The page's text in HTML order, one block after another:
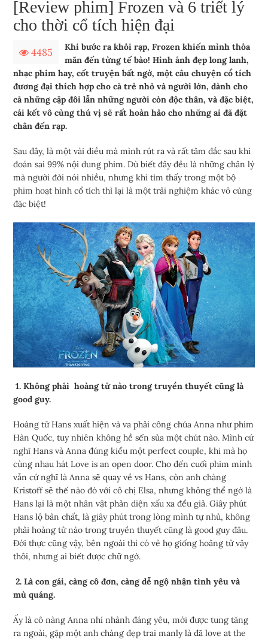
[Review phim] Frozen và 6 triết lý
cho thời cổ tích hiện đại
4485
Khi bước ra khỏi rạp, Frozen khiến mình thỏa
mãn đến từng tế bào! Hình ảnh đẹp long lanh,
nhạc phim hay, cốt truyện bất ngờ, một câu chuyện cổ tích
đương đại thích hợp cho cả trẻ nhỏ và người lớn, dành cho
cả những cặp đôi lẫn những người còn độc thân, và đặc biệt,
cái kết vô cùng thú vị sẽ rất hoàn hảo cho những ai đã đặt
chân đến rạp.
Sau đây, là một vài điều mà mình rút ra và rất tâm đắc sau khi
đoán sai 99% nội dung phim. Dù biết đây đều là những chân lý
mà người đời nói nhiều, nhưng khi tìm thấy trong một bộ
phim hoạt hình cổ tích thì lại là một trải nghiệm khác vô cùng
đặc biệt!
1. Không phải hoàng tử nào trong truyền thuyết cũng là
good guy.
Hoàng tử Hans xuất hiện và va phải công chúa Anna như phim
Hàn Quốc, tuy nhiên không hề sến sủa một chút nào. Mình cứ
nghĩ Hans và Anna đúng kiểu một perfect couple, khi mà họ
cùng nhau hát Love is an open door. Cho đến cuối phim mình
vẫn cứ nghĩ là Anna sẽ quay về vs Hans, còn anh chàng
Kristoff sẽ thế nào đó với cô chị Elsa, nhưng không thể ngờ là
Hans lại là một nhân vật phản diện xấu xa đểu giả. Giây phút
Hans lộ bản chất, là giây phút trong lòng mình tự nhủ, không
phải hoàng tử nào trong truyền thuyết cũng là good guy đâu.
Đời thực cũng vậy, bên ngoài thì có vẻ họ giống hoảng tử vậy
thôi, nhưng ai biết được chữ ngờ.
2. Là con gái, càng cô đơn, càng dễ ngộ nhận tình yêu và
mù quáng.
Ấy là cô nàng Anna nhí nhảnh đáng yêu, mới được tung tăng
ra ngoài, gặp một anh chàng đẹp trai manly là đã love at the